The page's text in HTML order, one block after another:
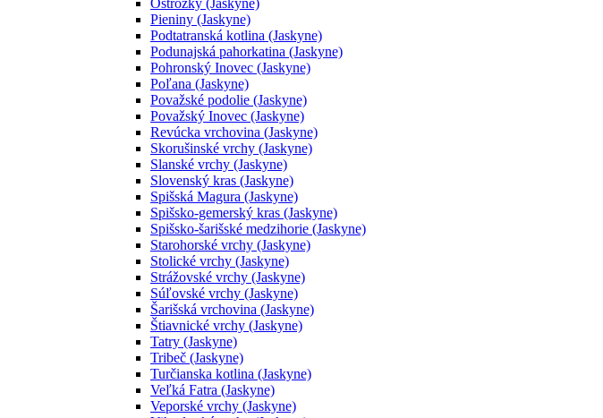
Pieniny (Jaskyne)
Podtatranská kotlina (Jaskyne)
Podunajská pahorkatina (Jaskyne)
Pohronský Inovec (Jaskyne)
Poľana (Jaskyne)
Považské podolie (Jaskyne)
Považský Inovec (Jaskyne)
Revúcka vrchovina (Jaskyne)
Skorušinské vrchy (Jaskyne)
Slanské vrchy (Jaskyne)
Slovenský kras (Jaskyne)
Spišská Magura (Jaskyne)
Spišsko-gemerský kras (Jaskyne)
Spišsko-šarišské medzihorie (Jaskyne)
Starohorské vrchy (Jaskyne)
Stolické vrchy (Jaskyne)
Strážovské vrchy (Jaskyne)
Súľovské vrchy (Jaskyne)
Šarišská vrchovina (Jaskyne)
Štiavnické vrchy (Jaskyne)
Tatry (Jaskyne)
Tribeč (Jaskyne)
Turčianska kotlina (Jaskyne)
Veľká Fatra (Jaskyne)
Veporské vrchy (Jaskyne)